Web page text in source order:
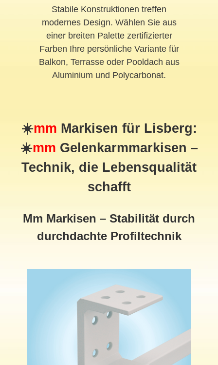
Stabile Konstruktionen treffen
modernes Design. Wählen Sie aus
einer breiten Palette zertifizierter
Farben Ihre persönliche Variante für
Balkon, Terrasse oder Pooldach aus
Aluminium und Polycarbonat.
☀️mm Markisen für Lisberg:
☀️mm Gelenkarmmarkisen –
Technik, die Lebensqualität
schafft
Mm Markisen – Stabilität durch
durchdachte Profiltechnik